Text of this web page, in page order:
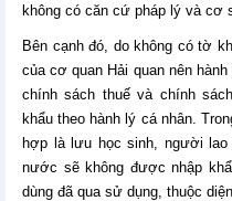
không có căn cứ pháp lý và cơ
Bên cạnh đó, do không có tờ
của cơ quan Hải quan nên
chính sách thuế và chính
khẩu theo hành lý cá nhân.
hợp là lưu học sinh, người
nước sẽ không được nhập
dùng đã qua sử dụng, thuộc